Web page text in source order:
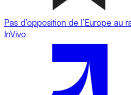
Pas d’opposition de l’Europe au
InVivo